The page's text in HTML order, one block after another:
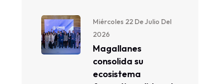
Miércoles 22 De Julio Del
2026
Magallanes
consolida su
ecosistema